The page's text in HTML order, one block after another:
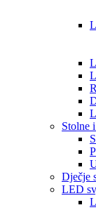
Stolne
Dječje
LED